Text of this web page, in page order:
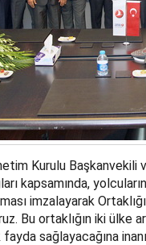
Kurulu
kapsamında,
imzalayarak
Bu ortaklığın iki ülke
sağlayacağına